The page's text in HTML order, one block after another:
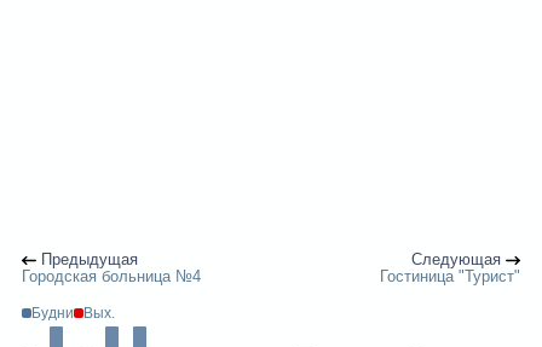
Предыдущая
Городская больница №4
Следующая
Гостиница "Турист"
Будни Вых.